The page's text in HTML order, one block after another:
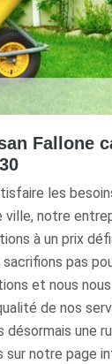
Fallone
les
ville, notre
à un prix
pas
et nous
de nos
une
sur notre page